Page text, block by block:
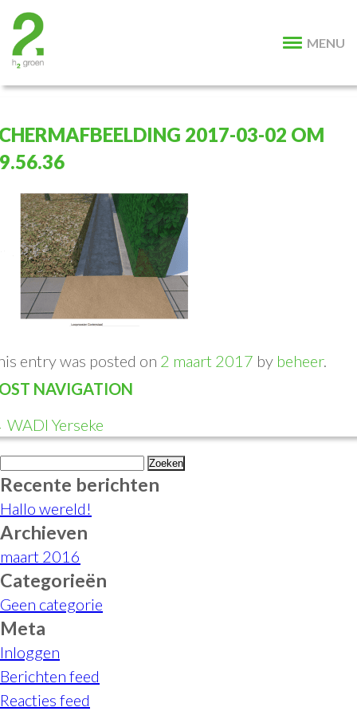
MENU
2017-03-02 OM
entry was posted on 2 maart 2017 by beheer.
NAVIGATION
WADI Yerseke
Zoeken
naar:
Recente berichten
Hallo wereld!
Archieven
maart 2016
Categorieën
Geen categorie
Meta
Inloggen
Berichten feed
Reacties feed